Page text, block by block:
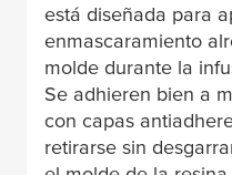
está diseñada para
enmascaramiento
molde durante la
Se adhieren bien a
con capas
retirarse sin